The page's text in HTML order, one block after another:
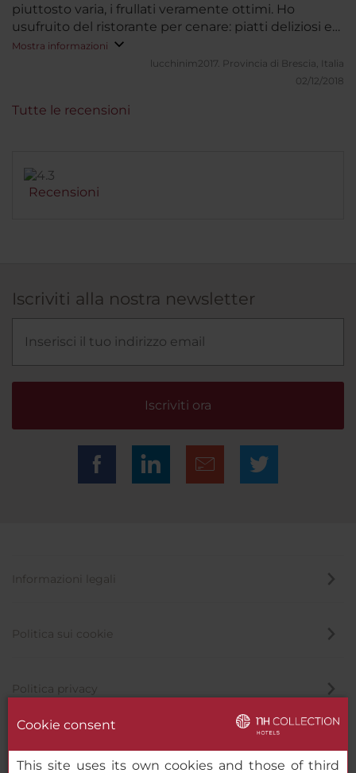
piuttosto varia, i frullati veramente ottimi. Ho
usufruito del ristorante per cenare: piatti deliziosi e
buon servizio. Il Wi-Fi è presente in tutto l'hotel ed è
molto stabile e veloce. Il centro commerciale di
Santa Fe è a due passi, zona tranquilla e pulita.
Mostra informazioni
lucchinim2017.
Provincia di Brescia, Italia
02/12/2018
Recensioni
Tutte le recensioni
Iscriviti alla nostra newsletter
Iscriviti ora
Informazioni legali
Politica sui cookie
Politica privacy
Cookie consent
This site uses its own cookies and those of third